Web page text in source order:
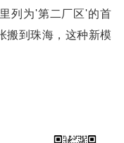
列为'第二厂区'的首
搬到珠海，这种新模